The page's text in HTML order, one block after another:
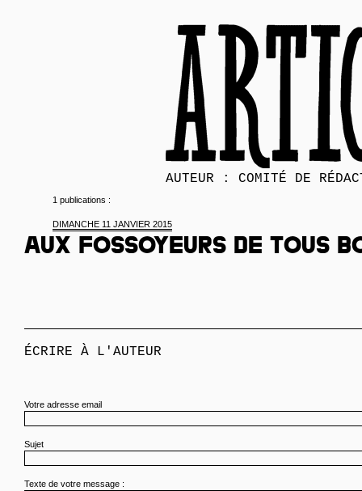
AUTEUR : COMITÉ DE
1 publications :
DIMANCHE 11 JANVIER 2015
Aux fossoyeurs de tous
ÉCRIRE À L'AUTEUR
Votre adresse email
Sujet
Texte de votre message :